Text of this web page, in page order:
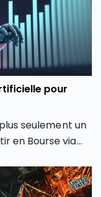
l’indice
CAC 40 peut-
à une
pour
seulement un
en Bourse via
Bourse avec de
Dans cet